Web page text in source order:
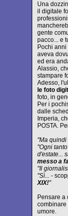
Una
il digitale
gente
pacco... e
Pochi
aveva
ed era
Alassio,
stampare
Adesso,
le foto
foto, in
Per i
dalle
Imperia,
POSTA.
"Ma quindi
"Ogni
d'estate...
messo a
"Il
"Sì... -
XIX!"
Pensare a
combinare
umore.